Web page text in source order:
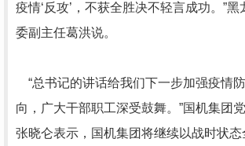
疫情‘反攻’，不获全胜决不轻言成功。”
委副主任葛洪说。
“总书记的讲话给我们下一步加强疫情
向，广大干部职工深受鼓舞。”国机集团
张晓仑表示，国机集团将继续以战时状态